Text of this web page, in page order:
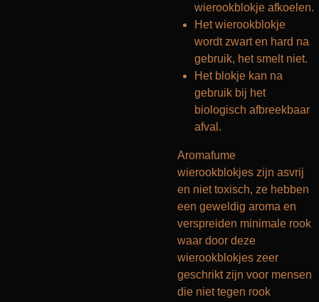
wierookblokje afkoelen.
Het wierookblokje
wordt zwart en hard na
gebruik, het smelt niet.
Het blokje kan na
gebruik bij het
biologisch afbreekbaar
afval.
Aromafume
wierookblokjes zijn asvrij
en niet toxisch, ze hebben
een geweldig aroma en
verspreiden minimale rook
waar door deze
wierookblokjes zeer
geschrikt zijn voor mensen
die niet tegen rook